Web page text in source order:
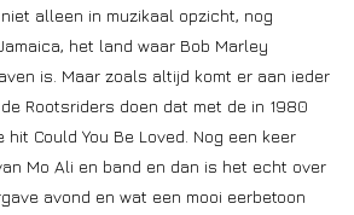
alleen in muzikaal opzicht, nog
het land waar Bob Marley
is. Maar zoals altijd komt er aan ieder
Rootsriders doen dat met de in 1980
Could You Be Loved. Nog een keer
Mo Ali en band en dan is het echt over
avond en wat een mooi eerbetoon